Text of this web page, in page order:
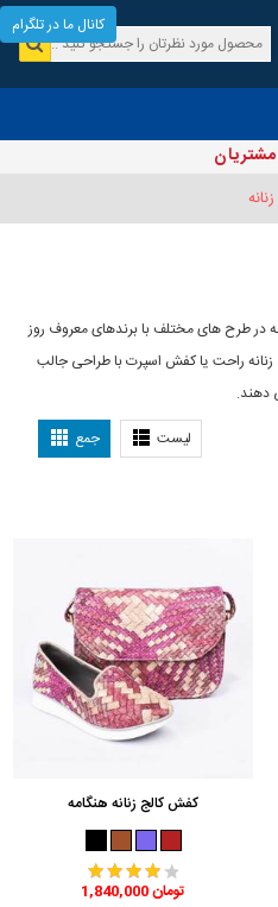
مشتریان
در طرح های مختلف با برندهای معروف روز
زنانه راحت یا کفش اسپرت با طراحی جالب
دهند.
لیست جمع
کفش کالج زنانه هنگامه
1,840,000 تومان
کانال ما در تلگرام